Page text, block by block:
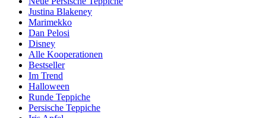
Justina Blakeney
Marimekko
Dan Pelosi
Disney
Alle Kooperationen
Bestseller
Im Trend
Halloween
Runde Teppiche
Persische Teppiche